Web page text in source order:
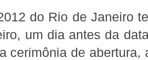
do Rio de Janeiro
um dia antes da
cerimônia de abertura,